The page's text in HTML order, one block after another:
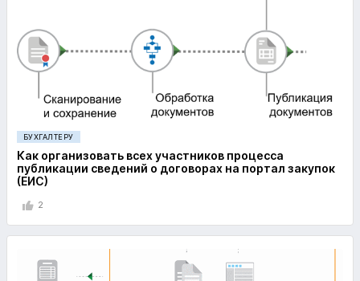
БУХГАЛТЕРУ
Как организовать всех участников процесса
публикации сведений о договорах на портал закупок
(ЕИС)
2